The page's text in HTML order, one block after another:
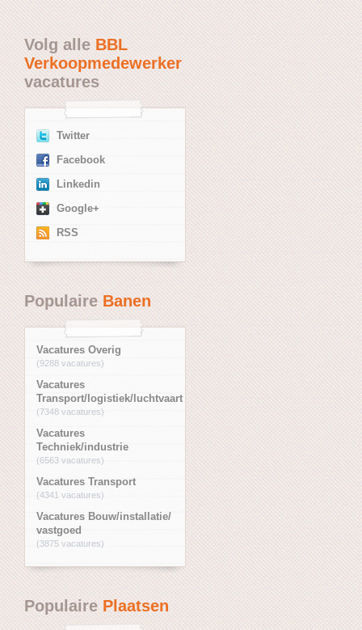
Volg alleBBL
Verkoopmedewerker
vacatures
Twitter
Facebook
Linkedin
Google+
RSS
PopulaireBanen
Vacatures Overig
(9288 vacatures)
Vacatures
Transport/logistiek/luchtvaart
(7348 vacatures)
Vacatures
Techniek/industrie
(6563 vacatures)
Vacatures Transport
(4341 vacatures)
Vacatures Bouw/installatie/
vastgoed
(3875 vacatures)
PopulairePlaatsen